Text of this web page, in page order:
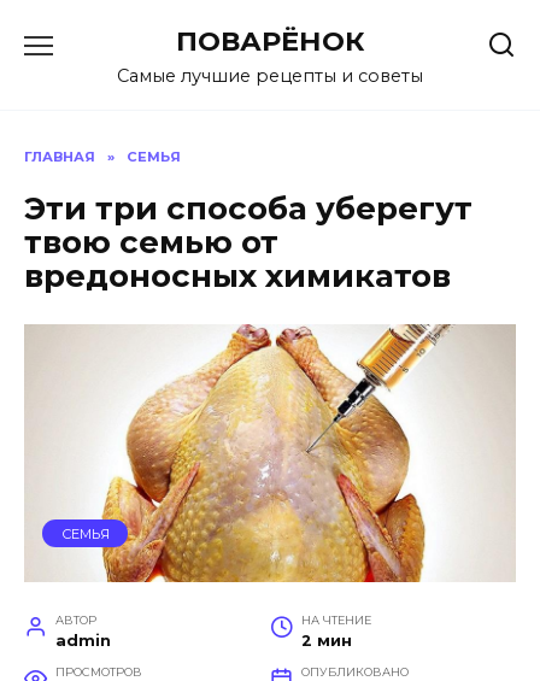
содержанию
ПОВАРЁНОК
Самые лучшие рецепты и советы
ГЛАВНАЯ » СЕМЬЯ
Эти три способа уберегут
твою семью от
вредоносных химикатов
СЕМЬЯ
АВТОР
admin
НА ЧТЕНИЕ
2 мин
ПРОСМОТРОВ ОПУБЛИКОВАНО